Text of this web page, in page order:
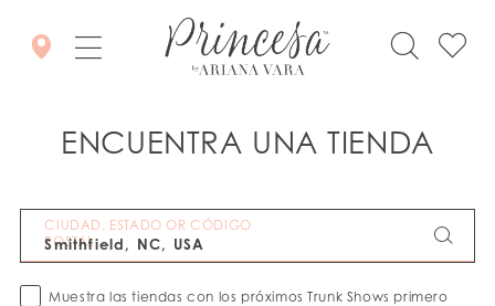
ENCUENTRA UNA TIENDA
CIUDAD, ESTADO OR CÓDIGO
POSTAL
Muestra las tiendas con los próximos Trunk Shows primero